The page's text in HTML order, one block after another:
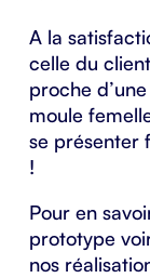
A la
celle du
proche
moule
se présenter
!
Pour en
prototype
nos